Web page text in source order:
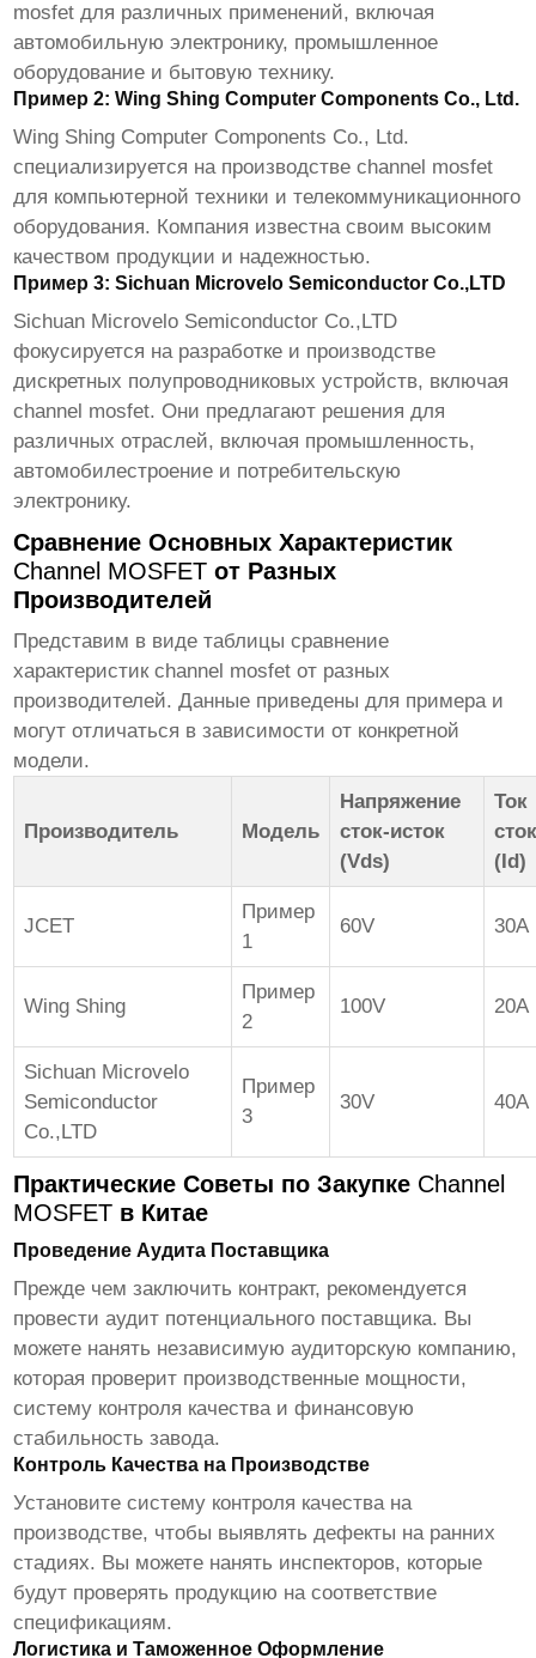
mosfet для различных применений, включая
автомобильную электронику, промышленное
оборудование и бытовую технику.
Пример 2: Wing Shing Computer Components Co., Ltd.
Wing Shing Computer Components Co., Ltd.
специализируется на производствеchannel mosfet
для компьютерной техники и телекоммуникационного
оборудования. Компания известна своим высоким
качеством продукции и надежностью.
Пример 3: Sichuan Microvelo Semiconductor Co.,LTD
Sichuan Microvelo Semiconductor Co.,LTD
фокусируется на разработке и производстве
дискретных полупроводниковых устройств, включая
channel mosfet. Они предлагают решения для
различных отраслей, включая промышленность,
автомобилестроение и потребительскую
электронику.
Сравнение Основных Характеристик
Channel MOSFET от Разных
Производителей
Представим в виде таблицы сравнение
характеристикchannel mosfet от разных
производителей. Данные приведены для примера и
могут отличаться в зависимости от конкретной
модели.
Производитель Модель
Напряжение
сток-исток
(Vds)
Ток
(Id)
JCET
Пример
1
60V 30A
Wing Shing
Пример
2
100V 20A
Sichuan Microvelo
Semiconductor
Co.,LTD
Пример
3
30V 40A
Практические Советы по Закупке Channel
MOSFET в Китае
Проведение Аудита Поставщика
Прежде чем заключить контракт, рекомендуется
провести аудит потенциального поставщика. Вы
можете нанять независимую аудиторскую компанию,
которая проверит производственные мощности,
систему контроля качества и финансовую
стабильность завода.
Контроль Качества на Производстве
Установите систему контроля качества на
производстве, чтобы выявлять дефекты на ранних
стадиях. Вы можете нанять инспекторов, которые
будут проверять продукцию на соответствие
спецификациям.
Логистика и Таможенное Оформление